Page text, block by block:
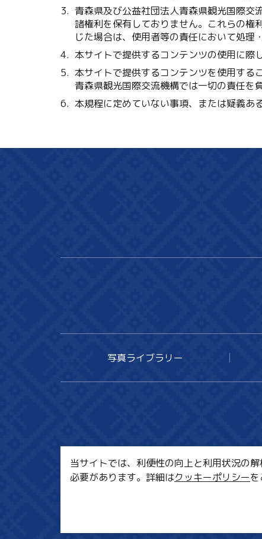
青森県及び公益社団法人青森県観光国際交
諸権利を保有しておりません。これらの権
じた場合は、使用者等の責任において処理
本サイトで提供するコンテンツの使用に際
本サイトで提供するコンテンツを使用する
青森県観光国際交流機構では一切の責任を
本規程に定めていない事項、または疑義あ
写真ライブラリー
当サイトでは、利便性の向上と利用状況の
必要があります。詳細はクッキーポリシーを